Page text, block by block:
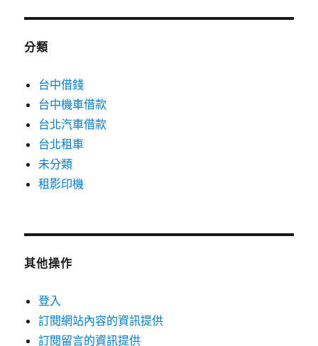
分類
台中借錢
台中機車借款
台北汽車借款
台北租車
未分類
租影印機
其他操作
登入
訂閱網站內容的資訊提供
訂閱留言的資訊提供